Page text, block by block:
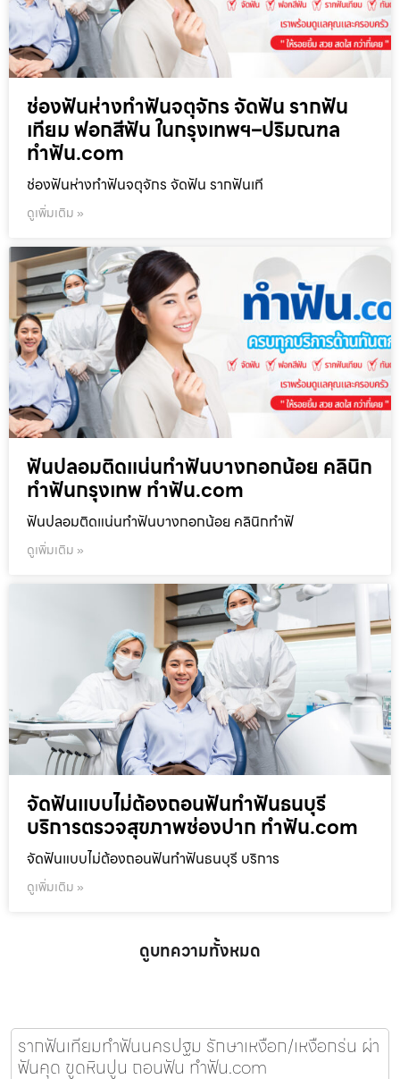
ช่องฟันห่างทำฟันจตุจักร จัดฟัน รากฟัน
เทียม ฟอกสีฟัน ในกรุงเทพฯ–ปริมณฑล
ทำฟัน.com
ช่องฟันห่างทำฟันจตุจักร จัดฟัน รากฟันเที
ดูเพิ่มเติม »
ฟันปลอมติดแน่นทำฟันบางกอกน้อย คลินิก
ทำฟันกรุงเทพ ทำฟัน.com
ฟันปลอมติดแน่นทำฟันบางกอกน้อย คลินิกทำฟั
ดูเพิ่มเติม »
จัดฟันแบบไม่ต้องถอนฟันทำฟันธนบุรี
บริการตรวจสุขภาพช่องปาก ทำฟัน.com
จัดฟันแบบไม่ต้องถอนฟันทำฟันธนบุรี บริการ
ดูเพิ่มเติม »
ดูบทความทั้งหมด
รากฟันเทียมทำฟันนครปฐม รักษาเหงือก/เหงือกร่น ผ่า
ฟันคุด ขูดหินปูน ถอนฟัน ทำฟัน.com